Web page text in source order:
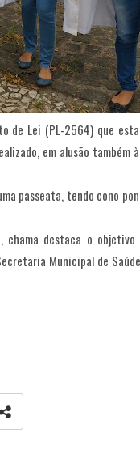
de Lei (PL-2564) que
em alusão também
passeata, tendo cono
destaca o
Municipal de